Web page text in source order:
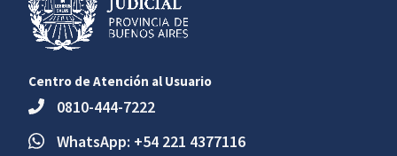
Centro de Atención al Usuario
0810-444-7222
WhatsApp: +54 221 4377116